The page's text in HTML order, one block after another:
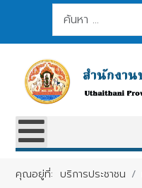
การค้นหา
คุณอยู่ที่:บริการประชาชน